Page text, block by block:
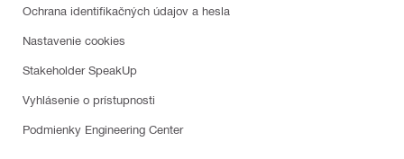
Ochrana identifikačných údajov a hesla
Nastavenie cookies
Stakeholder SpeakUp
Vyhlásenie o prístupnosti
Podmienky Engineering Center